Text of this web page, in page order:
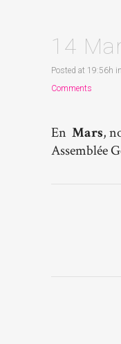
14
Posted at 19:56h in
Comments
En Mars,
Assemblée